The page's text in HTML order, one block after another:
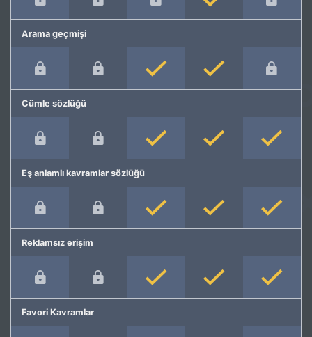
Arama geçmişi
Cümle sözlüğü
Eş anlamlı kavramlar sözlüğü
Reklamsız erişim
Favori Kavramlar